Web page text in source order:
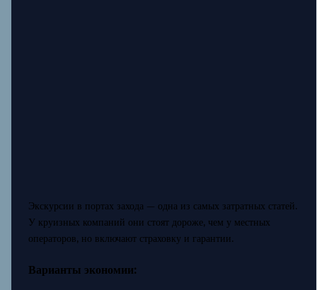
Экскурсии в портах захода — одна из самых затратных статей.
У круизных компаний они стоят дороже, чем у местных
операторов, но включают страховку и гарантии.
Варианты экономии: